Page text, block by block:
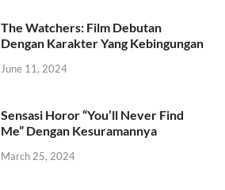
The Watchers: Film Debutan
Dengan Karakter Yang Kebingungan
June 11, 2024
Sensasi Horor “You’ll Never Find
Me” Dengan Kesuramannya
March 25, 2024